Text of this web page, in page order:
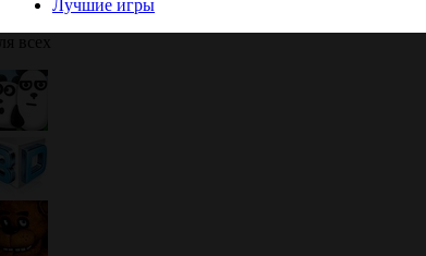
Лучшие игры
всех